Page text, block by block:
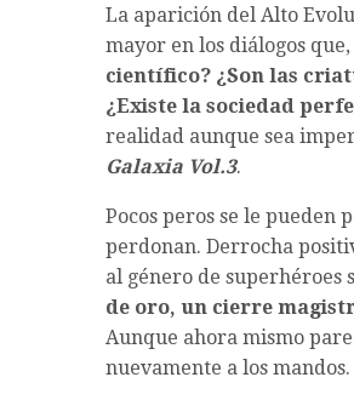
La aparición del Alto
mayor en los diálogos
científico? ¿Son las
¿Existe la sociedad
realidad aunque sea
Galaxia Vol.3.
Pocos peros se le pueden
perdonan. Derrocha
al género de superhéroes
de oro, un cierre
Aunque ahora mismo
nuevamente a los mandos.